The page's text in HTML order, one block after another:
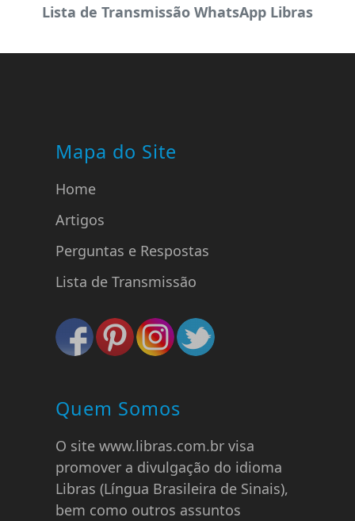
Lista de Transmissão WhatsApp Libras
Mapa do Site
Home
Artigos
Perguntas e Respostas
Lista de Transmissão
Quem Somos
O site www.libras.com.br visa
promover a divulgação do idioma
Libras (Língua Brasileira de Sinais),
bem como outros assuntos